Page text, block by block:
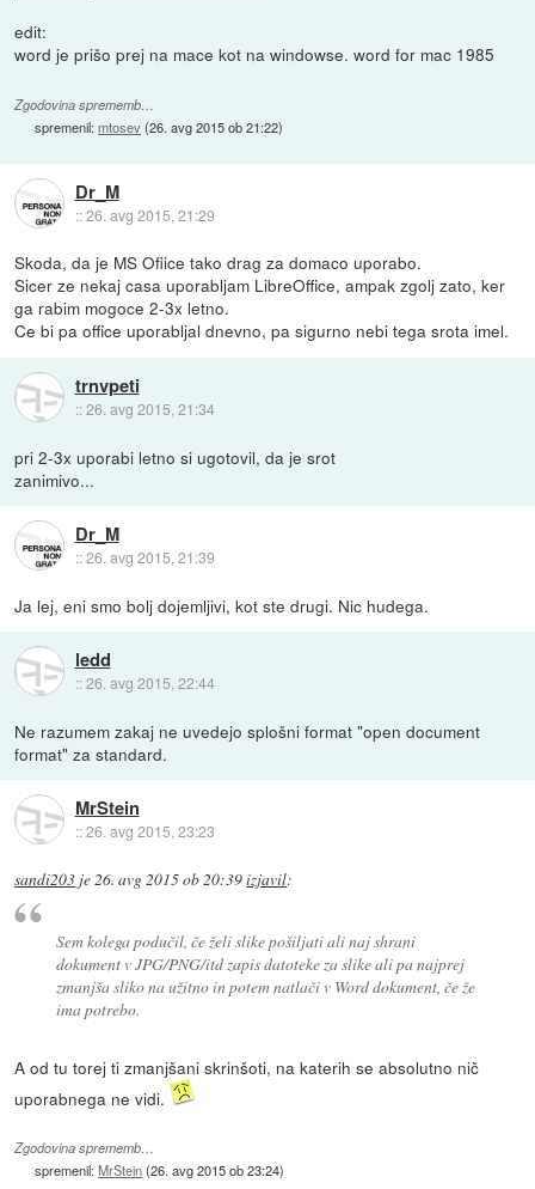
edit:
word je prišo prej na mace kot na windowse. word for mac 1985
Zgodovina sprememb…
spremenil:mtosev(26. avg 2015 ob 21:22)
Dr_M
::26. avg 2015, 21:29
Skoda, da je MS Ofiice tako drag za domaco uporabo.
Sicer ze nekaj casa uporabljam LibreOffice, ampak zgolj zato, ker
ga rabim mogoce 2-3x letno.
Ce bi pa office uporabljal dnevno, pa sigurno nebi tega srota imel.
trnvpeti
::26. avg 2015, 21:34
pri 2-3x uporabi letno si ugotovil, da je srot
zanimivo...
Dr_M
::26. avg 2015, 21:39
Ja lej, eni smo bolj dojemljivi, kot ste drugi. Nic hudega.
ledd
::26. avg 2015, 22:44
Ne razumem zakaj ne uvedejo splošni format "open document
format" za standard.
MrStein
::26. avg 2015, 23:23
sandi203 je26. avg 2015 ob 20:39izjavil:
Sem kolega podučil, če želi slike pošiljati ali naj shrani
dokument v JPG/PNG/itd zapis datoteke za slike ali pa najprej
zmanjša sliko na užitno in potem natlači v Word dokument, če že
ima potrebo.
A od tu torej ti zmanjšani skrinšoti, na katerih se absolutno nič
uporabnega ne vidi.
Zgodovina sprememb…
spremenil:MrStein(26. avg 2015 ob 23:24)